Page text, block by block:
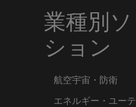
業種別
ション
航空宇宙・防衛
エネルギー・ユー